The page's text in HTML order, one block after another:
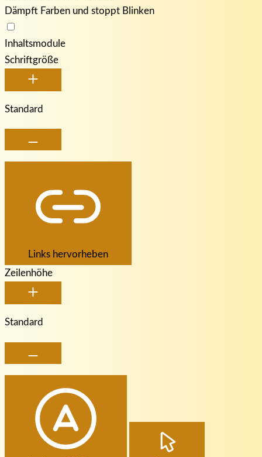
Dämpft Farben und stoppt Blinken
Inhaltsmodule
Schriftgröße
Standard
Links hervorheben
Zeilenhöhe
Standard